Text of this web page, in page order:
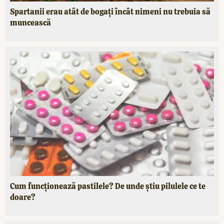
Spartanii erau atât de bogați încât nimeni nu trebuia să
muncească
Cum funcționează pastilele? De unde știu pilulele ce te
doare?